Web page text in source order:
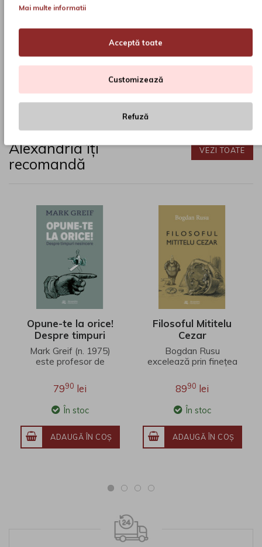
Dimensiune:130 x 200
Lumina de lampa,Liviu Georgescu
Cartea Romaneasca,carte,Alexandria Librarii,promotie,
Alexandria îți
recomandă
VEZI TOATE
Opune-te la orice!
Despre timpuri
nesincere
Mark Greif (n. 1975)
este profesor de
Universitatea Stanford.
Fineţea observaţ..
7990 lei
În stoc
ADAUGĂ ÎN COŞ
Filosoful Mititelu
Cezar
Bogdan Rusu
excelează prin finețea
îmbină erudiția
filosofică, investigația j..
8990 lei
În stoc
ADAUGĂ ÎN COŞ
Mai multe informatii
Acceptă toate
Customizează
Refuză